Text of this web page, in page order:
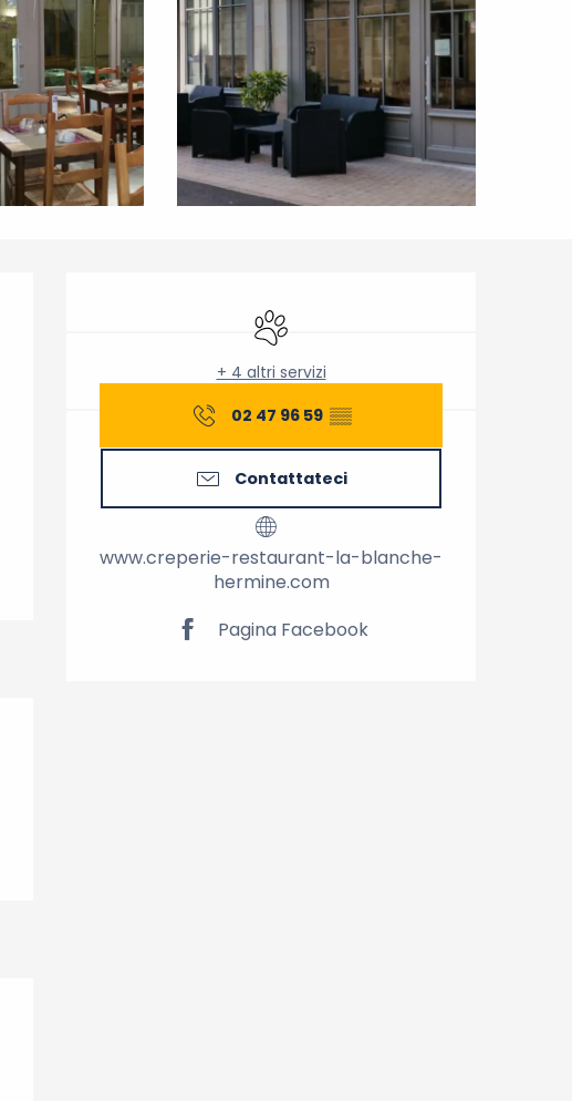
Orari e contatti
Animali ammessi
+ 4 altri servizi
02 47 96 59 ▒▒
Contattateci
www.creperie-restaurant-la-blanche-
hermine.com
Pagina Facebook